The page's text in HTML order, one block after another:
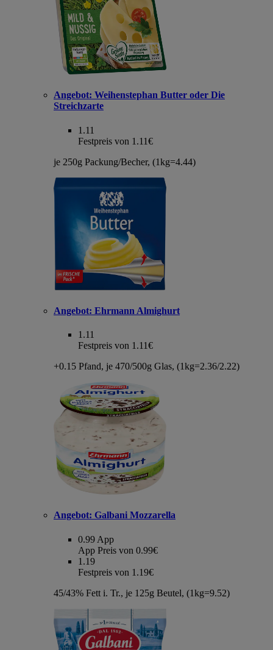
Angebot: Weihenstephan Butter oder Die
Streichzarte
1.11
Festpreis von 1.11€
je 250g Packung/Becher, (1kg=4.44)
Angebot: Ehrmann Almighurt
1.11
Festpreis von 1.11€
+0.15 Pfand, je 470/500g Glas, (1kg=2.36/2.22)
Angebot: Galbani Mozzarella
0.99 App
App Preis von 0.99€
1.19
Festpreis von 1.19€
45/43% Fett i. Tr., je 125g Beutel, (1kg=9.52)